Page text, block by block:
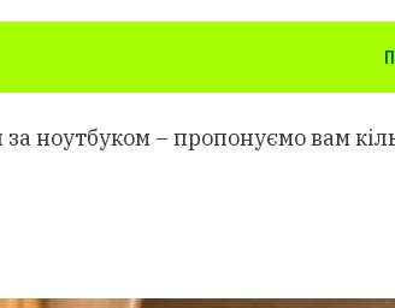
ноутбуком – пропонуємо вам